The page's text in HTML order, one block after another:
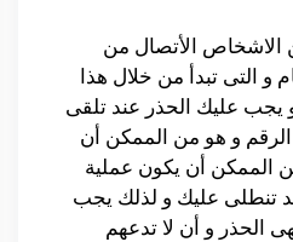
الاشخاص الأتصال من
و التى تبدأ من خلال هذا
يجب عليك الحذر عند تلقى
و هو من الممكن أن
الممكن أن يكون عملية
تنطلى عليك و لذلك يجب
الحذر و أن لا تدعهم